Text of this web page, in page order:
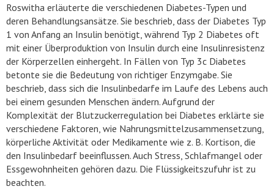
Roswitha erläuterte die verschiedenen Diabetes-Typen und
deren Behandlungsansätze. Sie beschrieb, dass der Diabetes Typ
1 von Anfang an Insulin benötigt, während Typ 2 Diabetes oft
mit einer Überproduktion von Insulin durch eine Insulinresistenz
der Körperzellen einhergeht. In Fällen von Typ 3c Diabetes
betonte sie die Bedeutung von richtiger Enzymgabe. Sie
beschrieb, dass sich die Insulinbedarfe im Laufe des Lebens auch
bei einem gesunden Menschen ändern. Aufgrund der
Komplexität der Blutzuckerregulation bei Diabetes erklärte sie
verschiedene Faktoren, wie Nahrungsmittelzusammensetzung,
körperliche Aktivität oder Medikamente wie z. B. Kortison, die
den Insulinbedarf beeinflussen. Auch Stress, Schlafmangel oder
Essgewohnheiten gehören dazu. Die Flüssigkeitszufuhr ist zu
beachten.